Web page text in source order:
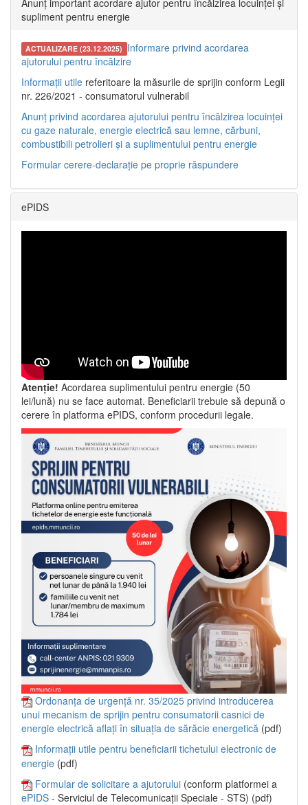
supliment pentru energie
ACTUALIZARE (23.12.2025) Informare privind acordarea
ajutorului pentru încălzire
Informații utile referitoare la măsurile de sprijin conform Legii
nr. 226/2021 - consumatorul vulnerabil
Anunț privind acordarea ajutorului pentru încălzirea locuinței
cu gaze naturale, energie electrică sau lemne, cărbuni,
combustibili petrolieri și a suplimentului pentru energie
Formular cerere-declarație pe proprie răspundere
ePIDS
Atenție! Acordarea suplimentului pentru energie (50
lei/lună) nu se face automat. Beneficiarii trebuie să depună o
cerere în platforma ePIDS, conform procedurii legale.
Ordonanța de urgență nr. 35/2025 privind introducerea
unui mecanism de sprijin pentru consumatorii casnici de
energie electrică aflați în situația de sărăcie energetică (pdf)
Informații utile pentru beneficiarii tichetului electronic de
energie (pdf)
Formular de solicitare a ajutorului (conform platformei a
ePIDS - Serviciul de Telecomunicații Speciale - STS) (pdf)